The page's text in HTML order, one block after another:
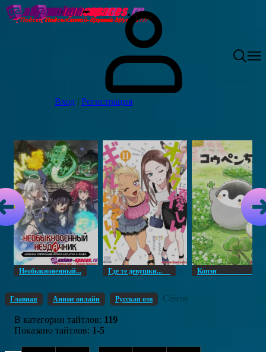
Вход | Регистрация
Необыкновенный... Где те девушки... Копэн
Главная Аниме онлайн Русская озв Сёнэн
В категории тайтлов: 119
Показано тайтлов: 1-5